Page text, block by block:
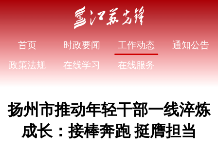
首页 时政要闻 工作动态
通知公告
政策法规
在线学习 在线服务
扬州市推动年轻干部一线淬炼
成长：接棒奔跑 挺膺担当